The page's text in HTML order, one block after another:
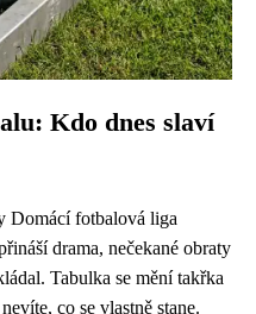
Kdo dnes slaví
Domácí fotbalová liga
drama, nečekané obraty
Tabulka se mění takřka
co se vlastně stane.